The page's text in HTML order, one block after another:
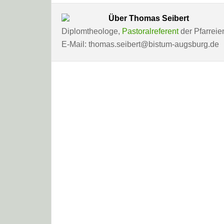
Über Thomas Seibert
Diplomtheologe, Pastoralreferentder
E-Mail: thomas.seibert@bistum-augsburg.de